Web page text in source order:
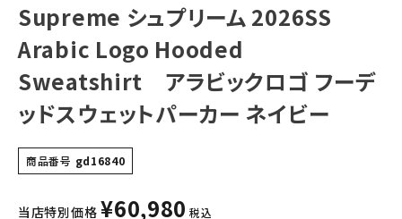
キャップ・ハット
ニット帽・ビーニー
バックパック・リュック
その他バッグ類
スニーカー・ブーツ
パンツ・ショーツ
Supreme シュプリーム 2026SS
Arabic Logo Hooded
Sweatshirt アラビックロゴ フーデ
ッドスウェットパーカー ネイビー
商品番号 gd16840
当店特別価格 ¥60,980 税込